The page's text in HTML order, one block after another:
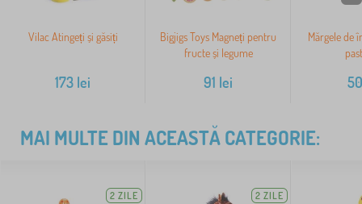
Vilac Atingeți și găsiți
173 lei
Bigjigs Toys Magneți pentru
fructe și legume
91 lei
Mărgele de
50
MAI MULTE DIN ACEASTĂ CATEGORIE:
2 ZILE 2 ZILE